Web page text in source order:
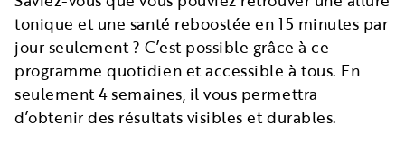
tonique et une santé reboostée en 15 minutes par
jour seulement ? C’est possible grâce à ce
programme quotidien et accessible à tous. En
seulement 4 semaines, il vous permettra
d’obtenir des résultats visibles et durables.